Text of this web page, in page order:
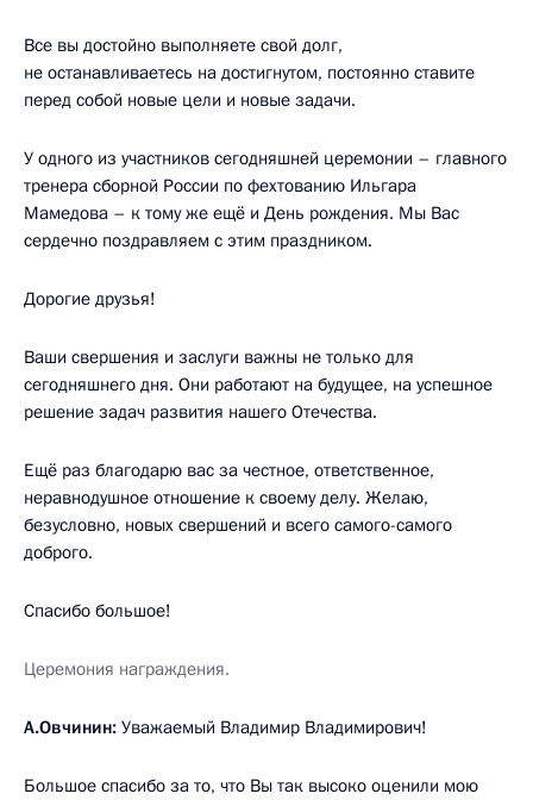
Все вы достойно выполняете свой долг,
не останавливаетесь на достигнутом, постоянно ставите
перед собой новые цели и новые задачи.
У одного из участников сегодняшней церемонии – главного
тренера сборной России по фехтованию Ильгара
Мамедова – к тому же ещё и День рождения. Мы Вас
сердечно поздравляем с этим праздником.
Дорогие друзья!
Ваши свершения и заслуги важны не только для
сегодняшнего дня. Они работают на будущее, на успешное
решение задач развития нашего Отечества.
Ещё раз благодарю вас за честное, ответственное,
неравнодушное отношение к своему делу. Желаю,
безусловно, новых свершений и всего самого-самого
доброго.
Спасибо большое!
Церемония награждения.
А.Овчинин: Уважаемый Владимир Владимирович!
Большое спасибо за то, что Вы так высоко оценили мою